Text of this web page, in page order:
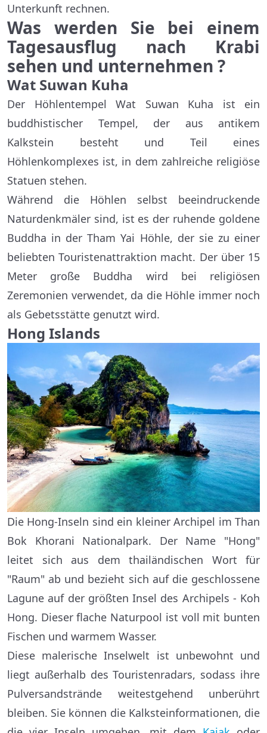
Unterkunft rechnen.
Was werden Sie bei einem
Tagesausflug nach Krabi
sehen und unternehmen ?
Wat Suwan Kuha
Der Höhlentempel Wat Suwan Kuha ist ein
buddhistischer Tempel, der aus antikem
Kalkstein besteht und Teil eines
Höhlenkomplexes ist, in dem zahlreiche religiöse
Statuen stehen.
Während die Höhlen selbst beeindruckende
Naturdenkmäler sind, ist es der ruhende goldene
Buddha in der Tham Yai Höhle, der sie zu einer
beliebten Touristenattraktion macht. Der über 15
Meter große Buddha wird bei religiösen
Zeremonien verwendet, da die Höhle immer noch
als Gebetsstätte genutzt wird.
Hong Islands
Die Hong-Inseln sind ein kleiner Archipel im Than
Bok Khorani Nationalpark. Der Name "Hong"
leitet sich aus dem thailändischen Wort für
"Raum" ab und bezieht sich auf die geschlossene
Lagune auf der größten Insel des Archipels - Koh
Hong. Dieser flache Naturpool ist voll mit bunten
Fischen und warmem Wasser.
Diese malerische Inselwelt ist unbewohnt und
liegt außerhalb des Touristenradars, sodass ihre
Pulversandstrände weitestgehend unberührt
bleiben. Sie können die Kalksteinformationen, die